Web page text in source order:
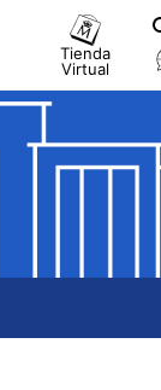
Tienda
Virtual